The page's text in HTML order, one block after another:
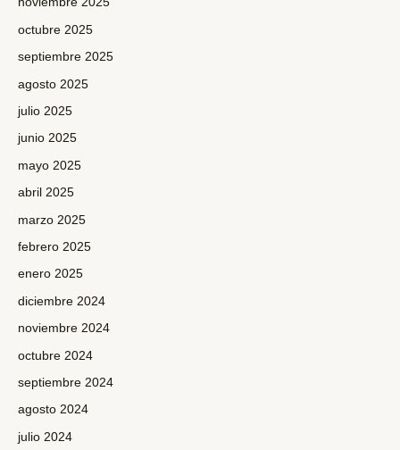
octubre 2025
septiembre 2025
agosto 2025
julio 2025
junio 2025
mayo 2025
abril 2025
marzo 2025
febrero 2025
enero 2025
diciembre 2024
noviembre 2024
octubre 2024
septiembre 2024
agosto 2024
julio 2024